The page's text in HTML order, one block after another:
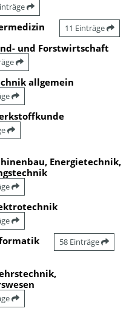
11 Einträge
und Forstwirtschaft
allgemein
Energietechnik,
58 Einträge